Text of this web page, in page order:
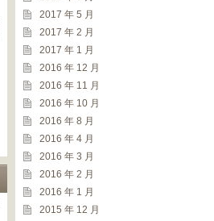
2017 年 5 月
2017 年 2 月
2017 年 1 月
2016 年 12 月
2016 年 11 月
2016 年 10 月
2016 年 8 月
2016 年 4 月
2016 年 3 月
2016 年 2 月
2016 年 1 月
2015 年 12 月